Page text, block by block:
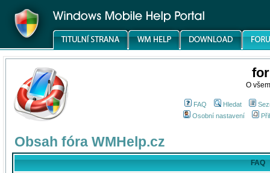
O
FAQ Hledat
Osobní nastavení
Obsah fóra WMHelp.cz
FAQ